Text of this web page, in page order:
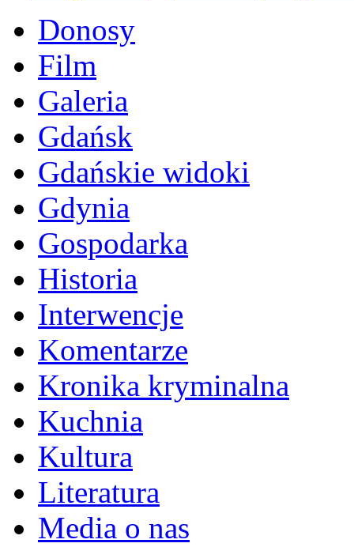
Donosy
Film
Galeria
Gdańsk
Gdańskie widoki
Gdynia
Gospodarka
Historia
Interwencje
Komentarze
Kronika kryminalna
Kuchnia
Kultura
Literatura
Media o nas